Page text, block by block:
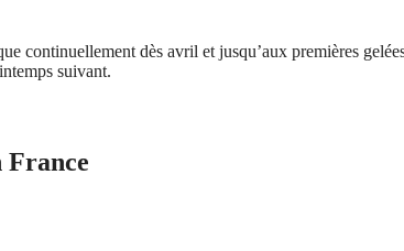
continuellement dès avril et jusqu’aux premières
suivant.
France